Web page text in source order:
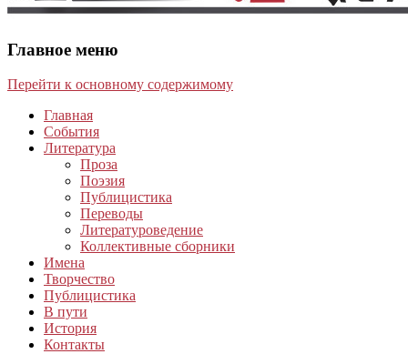
Главное меню
Перейти к основному содержимому
Главная
События
Литература
Проза
Поэзия
Публицистика
Переводы
Литературоведение
Коллективные сборники
Имена
Творчество
Публицистика
В пути
История
Контакты